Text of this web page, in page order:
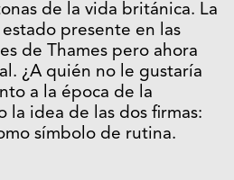
de la vida británica. La
presente en las
de Thames pero ahora
¿A quién no le gustaría
a la época de la
la idea de las dos firmas:
símbolo de rutina.